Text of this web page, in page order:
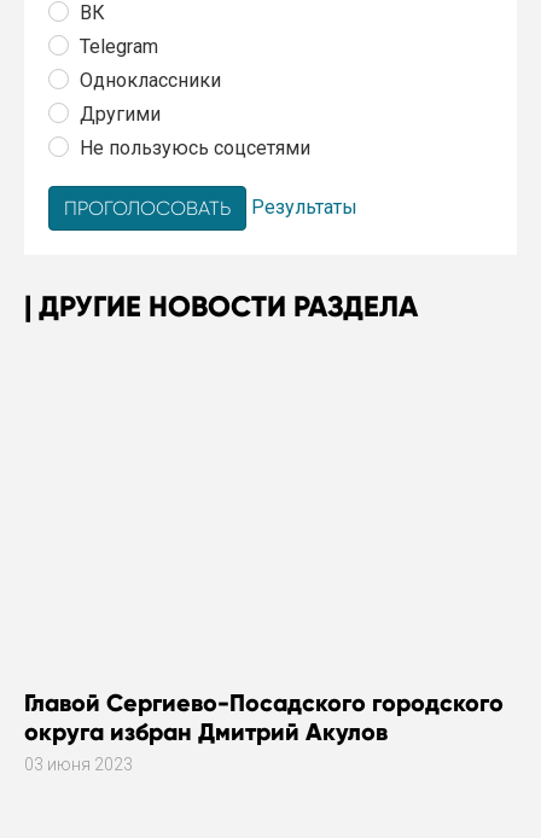
ВК
Telegram
Одноклассники
Другими
Не пользуюсь соцсетями
Результаты
ДРУГИЕ НОВОСТИ РАЗДЕЛА
Главой Сергиево-Посадского городского
округа избран Дмитрий Акулов
03 июня 2023